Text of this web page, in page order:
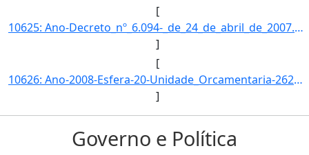
[
10625: Ano-Decreto_nº_6.094-_de_24_de_abril_de_2007.\-Esfera-O_FNDE_transfere_recursos_financeiros_as_entid]
]
[
10626: Ano-2008-Esfera-20-Unidade_Orcamentaria-26298-Funcao-12-SubFuncao-306-Programa-1061-Acao-0513-Locali]
]
Governo e Política